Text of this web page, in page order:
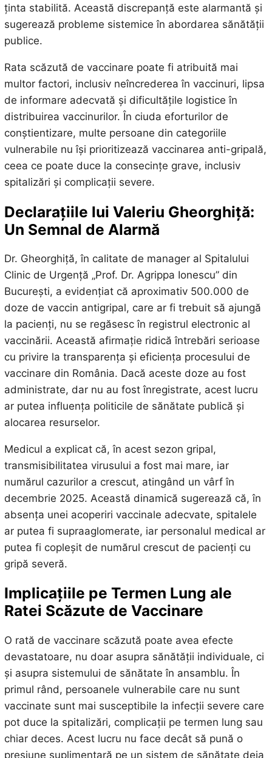
ținta stabilită. Această discrepanță este alarmantă și
sugerează probleme sistemice în abordarea sănătății
publice.
Rata scăzută de vaccinare poate fi atribuită mai
multor factori, inclusiv neîncrederea în vaccinuri, lipsa
de informare adecvată și dificultățile logistice în
distribuirea vaccinurilor. În ciuda eforturilor de
conștientizare, multe persoane din categoriile
vulnerabile nu își prioritizează vaccinarea anti-gripală,
ceea ce poate duce la consecințe grave, inclusiv
spitalizări și complicații severe.
Declarațiile lui Valeriu Gheorghiță:
Un Semnal de Alarmă
Dr. Gheorghiță, în calitate de manager al Spitalului
Clinic de Urgență „Prof. Dr. Agrippa Ionescu” din
București, a evidențiat că aproximativ 500.000 de
doze de vaccin antigripal, care ar fi trebuit să ajungă
la pacienți, nu se regăsesc în registrul electronic al
vaccinării. Această afirmație ridică întrebări serioase
cu privire la transparența și eficiența procesului de
vaccinare din România. Dacă aceste doze au fost
administrate, dar nu au fost înregistrate, acest lucru
ar putea influența politicile de sănătate publică și
alocarea resurselor.
Medicul a explicat că, în acest sezon gripal,
transmisibilitatea virusului a fost mai mare, iar
numărul cazurilor a crescut, atingând un vârf în
decembrie 2025. Această dinamică sugerează că, în
absența unei acoperiri vaccinale adecvate, spitalele
ar putea fi supraaglomerate, iar personalul medical ar
putea fi copleșit de numărul crescut de pacienți cu
gripă severă.
Implicațiile pe Termen Lung ale
Ratei Scăzute de Vaccinare
O rată de vaccinare scăzută poate avea efecte
devastatoare, nu doar asupra sănătății individuale, ci
și asupra sistemului de sănătate în ansamblu. În
primul rând, persoanele vulnerabile care nu sunt
vaccinate sunt mai susceptibile la infecții severe care
pot duce la spitalizări, complicații pe termen lung sau
chiar deces. Acest lucru nu face decât să pună o
presiune suplimentară pe un sistem de sănătate deja